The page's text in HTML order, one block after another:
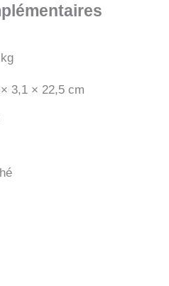
3,1 × 22,5 cm